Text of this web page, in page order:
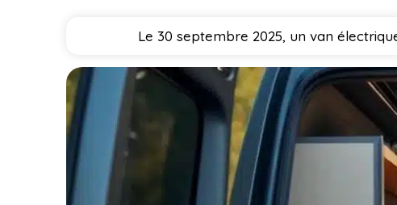
Le 30 septembre 2025, un van